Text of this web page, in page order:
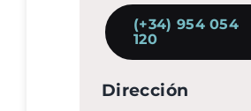
(+34) 954 054
120
Dirección